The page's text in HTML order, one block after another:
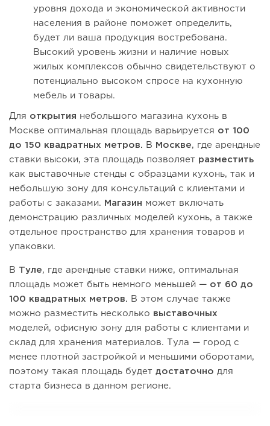
уровня дохода и экономической активности
населения в районе поможет определить,
будет ли ваша продукция востребована.
Высокий уровень жизни и наличие новых
жилых комплексов обычно свидетельствуют о
потенциально высоком спросе на кухонную
мебель и товары.
Для открытия небольшого магазина кухонь в
Москве оптимальная площадь варьируется от 100
до 150 квадратных метров. В Москве, где арендные
ставки высоки, эта площадь позволяет разместить
как выставочные стенды с образцами кухонь, так и
небольшую зону для консультаций с клиентами и
работы с заказами.
Магазин может включать
демонстрацию различных моделей кухонь, а также
отдельное пространство для хранения товаров и
упаковки.
В Туле, где арендные ставки ниже, оптимальная
площадь может быть немного меньшей — от 60 до
100 квадратных метров. В этом случае также
можно разместить несколько выставочных
моделей, офисную зону для работы с клиентами и
склад для хранения материалов. Тула — город с
менее плотной застройкой и меньшими оборотами,
поэтому такая площадь будет достаточно для
старта бизнеса в данном регионе.